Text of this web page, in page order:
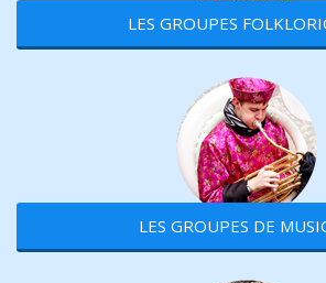
LES GROUPES
LES GROUPES DE